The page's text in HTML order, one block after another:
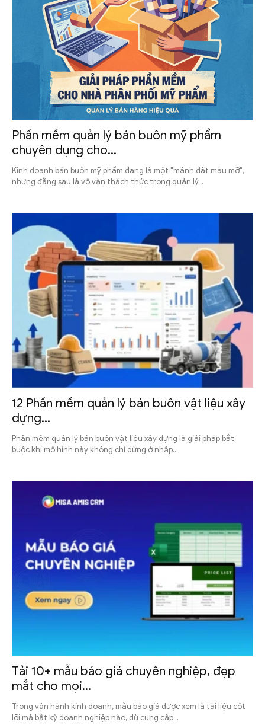
Phần mềm quản lý bán buôn mỹ phẩm
chuyên dụng cho...
Kinh doanh bán buôn mỹ phẩm đang là một "mảnh đất màu mỡ",
nhưng đằng sau là vô vàn thách thức trong quản lý...
12 Phần mềm quản lý bán buôn vật liệu xây
dựng...
Phần mềm quản lý bán buôn vật liệu xây dựng là giải pháp bắt
buộc khi mô hình này không chỉ dừng ở nhập...
Tải 10+ mẫu báo giá chuyên nghiệp, đẹp
mắt cho mọi...
Trong vận hành kinh doanh, mẫu báo giá được xem là tài liệu cốt
lõi mà bất kỳ doanh nghiệp nào, dù cung cấp...